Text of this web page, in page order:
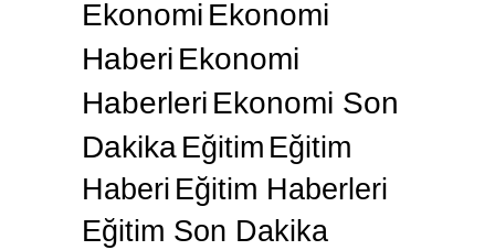
Ekonomi Ekonomi
Haberi Ekonomi
Haberleri Ekonomi Son
Dakika Eğitim Eğitim
Haberi Eğitim Haberleri
Eğitim Son Dakika